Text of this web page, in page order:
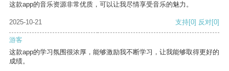
这款app的音乐资源非常优质，可以让我尽情享受音乐的魅力。
2025-10-21 支持[0] 反对[0]
游客
这款app的学习氛围很浓厚，能够激励我不断学习，让我能够取得更好的
成绩。